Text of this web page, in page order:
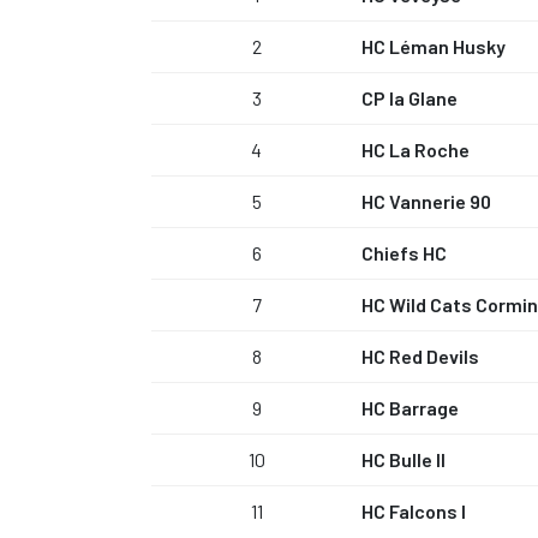
2 HC Léman Husky
3 CP la Glane
4 HC La Roche
5 HC Vannerie 90
6 Chiefs HC
7 HC Wild Cats
8 HC Red Devils
9 HC Barrage
10 HC Bulle II
11 HC Falcons I